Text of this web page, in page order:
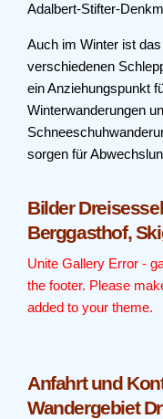
Adalbert-Stifter-
Auch im Winter ist
verschiedenen
ein Anziehungspunkt
Winterwanderungen
sorgen für
Bilder
Berggasthof,
Unite Gallery Error -
the footer. Please
added to your theme.
Anfahrt und
Wandergebiet